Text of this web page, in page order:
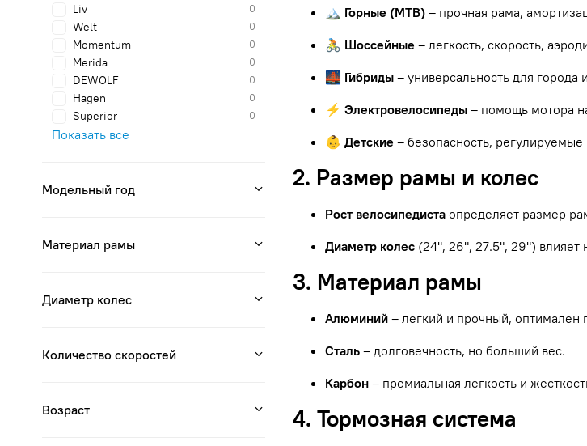
🏔 Горные (MTB) – прочная рама,
🚴 Шоссейные – легкость, скорость,
🌉 Гибриды – универсальность для города
⚡ Электровелосипеды – помощь мотора
👶 Детские – безопасность,
2. Размер рамы и колес
Рост велосипедиста определяет размер
Диаметр колес (24", 26", 27.5", 29") влияет
3. Материал рамы
Алюминий – легкий и прочный, оптимален
Сталь – долговечность, но больший вес.
Карбон – премиальная легкость и
4. Тормозная система
Liv 0
Welt 0
Momentum 0
Merida 0
DEWOLF 0
Hagen 0
Superior 0
Показать все
Модельный год
Материал рамы
Диаметр колес
Количество скоростей
Возраст